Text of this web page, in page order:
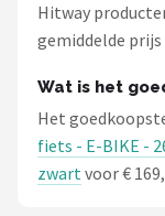
Hitway
gemiddelde prijs
Wat is het
Het
fiets - E-BIKE -
zwartvoor €